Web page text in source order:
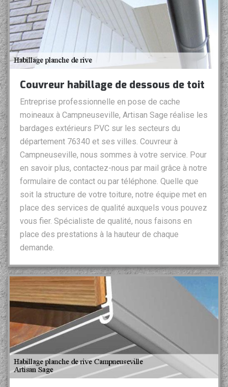
Couvreur habillage de dessous de toit
Entreprise professionnelle en pose de cache
moineaux à Campneuseville, Artisan Sage réalise les
bardages extérieurs PVC sur les secteurs du
département 76340 et ses villes. Couvreur à
Campneuseville, nous sommes à votre service. Pour
en savoir plus, contactez-nous par mail grâce à notre
formulaire de contact ou par téléphone. Quelle que
soit la structure de votre toiture, notre équipe met en
place des services de qualité auxquels vous pouvez
vous fier. Spécialiste de qualité, nous faisons en
place des prestations à la hauteur de chaque
demande.